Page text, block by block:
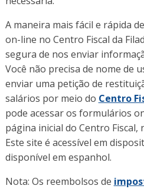
A maneira mais fácil e rápida
on-line no Centro Fiscal da
segura de nos enviar
Você não precisa de nome de
enviar uma petição de
salários por meio do Centro
pode acessar os formulários
página inicial do Centro Fiscal,
Este site é acessível em
disponível em espanhol.
Nota: Os reembolsos de